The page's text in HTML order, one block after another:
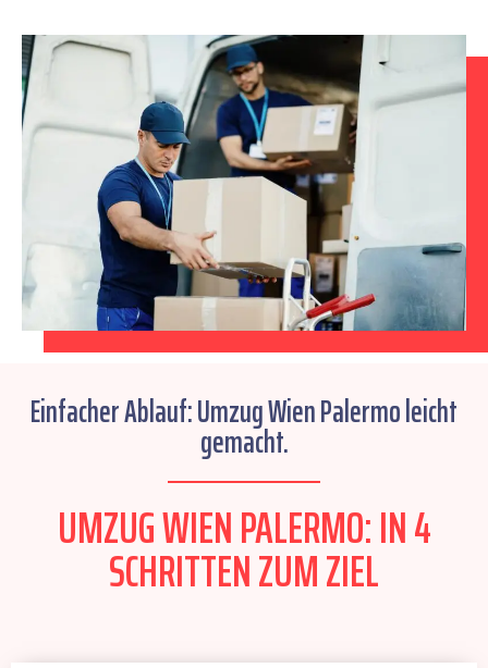
Einfacher Ablauf: Umzug Wien Palermo leicht
gemacht.
UMZUG WIEN PALERMO: IN 4
SCHRITTEN ZUM ZIEL